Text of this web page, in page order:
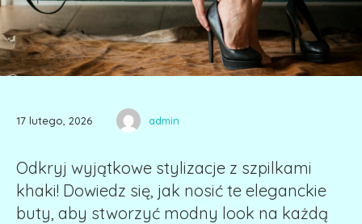
17 lutego, 2026 admin
Odkryj wyjątkowe stylizacje z szpilkami
khaki! Dowiedz się, jak nosić te eleganckie
buty, aby stworzyć modny look na każdą